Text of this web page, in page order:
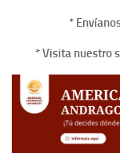
*
* Visita nuestro